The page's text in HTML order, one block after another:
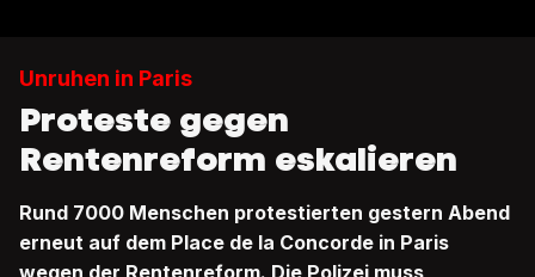
Unruhen in Paris
Proteste gegen
Rentenreform eskalieren
Rund 7000 Menschen protestierten gestern Abend
erneut auf dem Place de la Concorde in Paris
wegen der Rentenreform. Die Polizei muss